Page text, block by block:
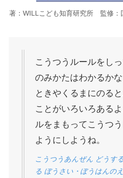
著：WILLこども知育研究所 監修
こうつうルールをし
のみかたはわかるか
ときやくるまにのる
ことがいろいろある
ルをまもってこうつ
ようにしようね。
こうつうあんぜん どうす
る ぼうさい・ぼうはんの